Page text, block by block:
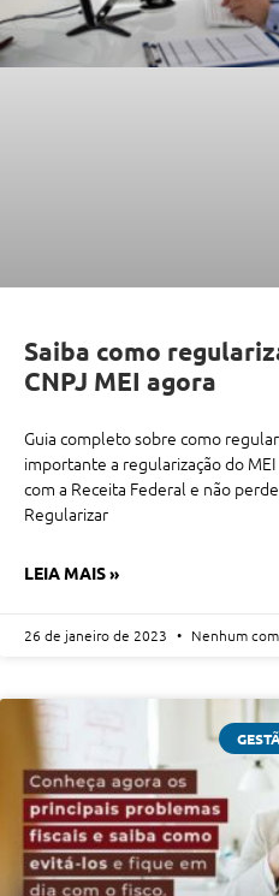
Saiba como
CNPJ MEI agora
Guia completo sobre como
importante a regularização do
com a Receita Federal e não
Regularizar
LEIA MAIS »
26 de janeiro de 2023 Nenhum